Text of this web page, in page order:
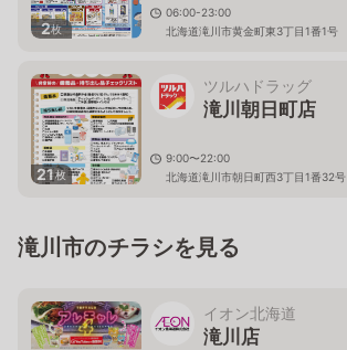
2枚
06:00-23:00
北海道滝川市黄金町東3丁目1番1号
21枚
ツルハドラッグ
滝川朝日町店
9:00〜22:00
北海道滝川市朝日町西3丁目1番32号
滝川市のチラシを見る
イオン北海道
滝川店